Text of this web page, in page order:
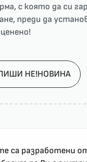
с която да си
преди да
НЕ!НОВИНА
са разработени